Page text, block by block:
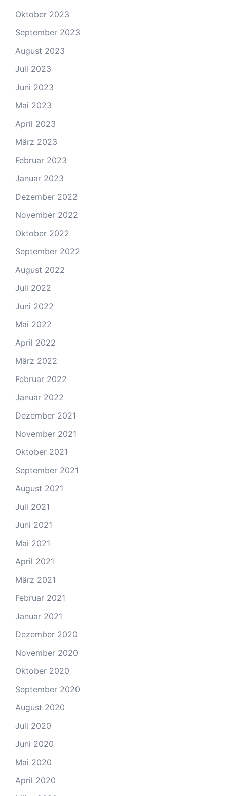
Oktober 2023
September 2023
August 2023
Juli 2023
Juni 2023
Mai 2023
April 2023
März 2023
Februar 2023
Januar 2023
Dezember 2022
November 2022
Oktober 2022
September 2022
August 2022
Juli 2022
Juni 2022
Mai 2022
April 2022
März 2022
Februar 2022
Januar 2022
Dezember 2021
November 2021
Oktober 2021
September 2021
August 2021
Juli 2021
Juni 2021
Mai 2021
April 2021
März 2021
Februar 2021
Januar 2021
Dezember 2020
November 2020
Oktober 2020
September 2020
August 2020
Juli 2020
Juni 2020
Mai 2020
April 2020